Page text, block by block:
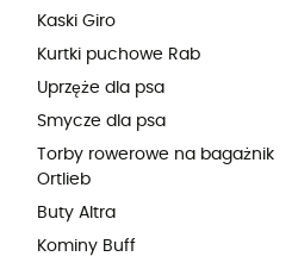
Kaski Giro
Kurtki puchowe Rab
Uprzęże dla psa
Smycze dla psa
Torby rowerowe na bagażnik
Ortlieb
Buty Altra
Kominy Buff